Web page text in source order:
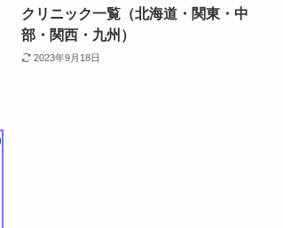
クリニック一覧（北海道・関東・中
部・関西・九州）
2023年9月18日